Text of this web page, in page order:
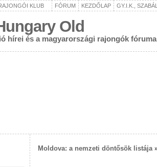
KLUB FÓRUM KEZDŐLAP GY.I.K.,
Old
hírei és a magyarországi rajongók fóruma
Moldova: a nemzeti döntősök listája